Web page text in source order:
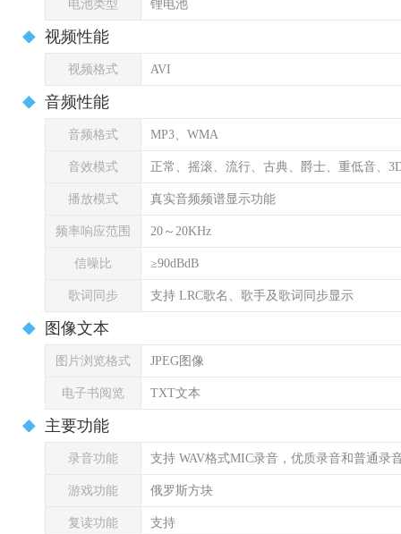
电池类型 锂电池
视频性能
视频格式 AVI
音频性能
音频格式 MP3、WMA
音效模式 正常、摇滚、流行、古典、爵士、重低音、
播放模式 真实音频频谱显示功能
频率响应范围 20～20KHz
信噪比 ≥90dBdB
歌词同步 支持 LRC歌名、歌手及歌词同步显示
图像文本
图片浏览格式 JPEG图像
电子书阅览 TXT文本
主要功能
录音功能 支持 WAV格式MIC录音，优质录音和普通录
游戏功能 俄罗斯方块
复读功能 支持